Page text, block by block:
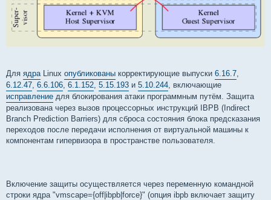
Для ядра Linux опубликованы корректирующие выпуски 6.16.7
6.12.47 6.6.106 6.1.152 5.15.193 и 5.10.244 , включающие
исправление для блокирования атаки программным путём. Защита
реализована через вызов процессорных инструкций IBPB (Indirect
Branch Prediction Barriers) для сброса состояния блока предсказания
переходов после передачи исполнения от виртуальной машины к
компонентам гипервизора в пространстве пользователя.
Включение защиты осуществляется через переменную командной
строки ядра "vmscape={off|ibpb|force}" (опция ibpb включает защиту